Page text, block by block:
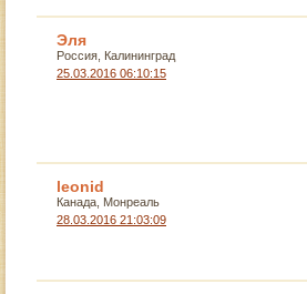
Эля
Россия, Калининград
25.03.2016 06:10:15
leonid
Канада, Монреаль
28.03.2016 21:03:09